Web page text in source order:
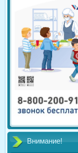
Внимание!